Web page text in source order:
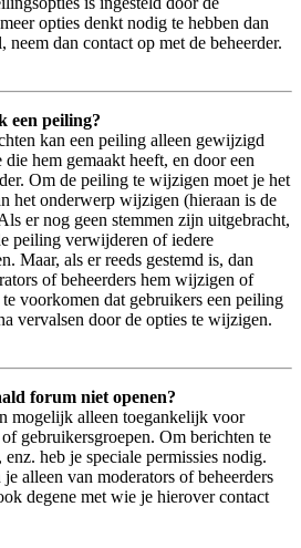
opties denkt nodig te hebben dan
neem dan contact op met de beheerder.
een peiling?
kan een peiling alleen gewijzigd
hem gemaakt heeft, en door een
Om de peiling te wijzigen moet je het
het onderwerp wijzigen (hieraan is de
er nog geen stemmen zijn uitgebracht,
peiling verwijderen of iedere
Maar, als er reeds gestemd is, dan
of beheerders hem wijzigen of
voorkomen dat gebruikers een peiling
vervalsen door de opties te wijzigen.
forum niet openen?
mogelijk alleen toegankelijk voor
gebruikersgroepen. Om berichten te
enz. heb je speciale permissies nodig.
alleen van moderators of beheerders
degene met wie je hierover contact